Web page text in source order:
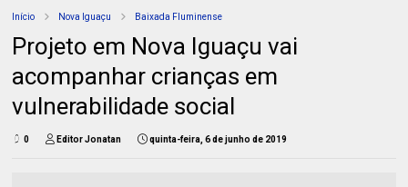
Início Nova Iguaçu Baixada Fluminense
Projeto em Nova Iguaçu vai
acompanhar crianças em
vulnerabilidade social
0 Editor Jonatan quinta-feira, 6 de junho de 2019